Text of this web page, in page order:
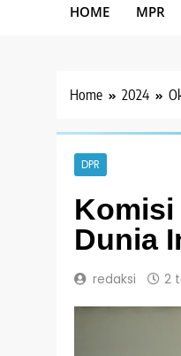
HOME MPR
Home 2024
DPR
Komisi
Dunia
redaksi 2